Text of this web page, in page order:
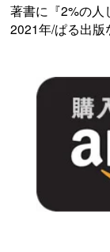
著書に『2%の人
2021年/ぱる出版